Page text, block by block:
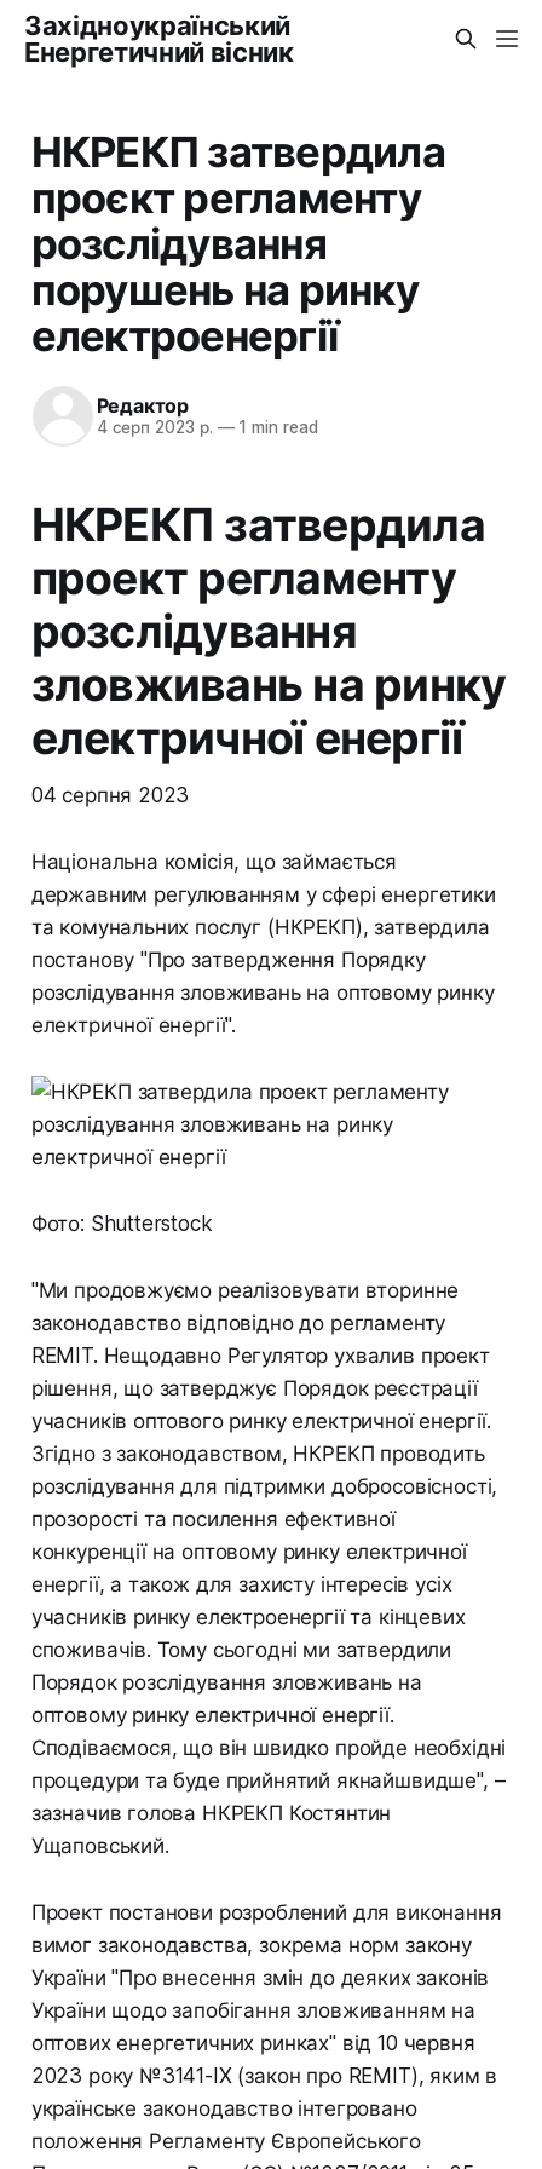
Західноукраїнський
Енергетичний вісник
НКРЕКП затвердила
проєкт регламенту
розслідування
порушень на ринку
електроенергії
Редактор
4 серп 2023 р. —1 min read
НКРЕКП затвердила
проект регламенту
розслідування
зловживань на ринку
електричної енергії
04 серпня 2023
Національна комісія, що займається
державним регулюванням у сфері енергетики
та комунальних послуг (НКРЕКП), затвердила
постанову "Про затвердження Порядку
розслідування зловживань на оптовому ринку
електричної енергії".
Фото: Shutterstock
"Ми продовжуємо реалізовувати вторинне
законодавство відповідно до регламенту
REMIT. Нещодавно Регулятор ухвалив проект
рішення, що затверджує Порядок реєстрації
учасників оптового ринку електричної енергії.
Згідно з законодавством, НКРЕКП проводить
розслідування для підтримки добросовісності,
прозорості та посилення ефективної
конкуренції на оптовому ринку електричної
енергії, а також для захисту інтересів усіх
учасників ринку електроенергії та кінцевих
споживачів. Тому сьогодні ми затвердили
Порядок розслідування зловживань на
оптовому ринку електричної енергії.
Сподіваємося, що він швидко пройде необхідні
процедури та буде прийнятий якнайшвидше", –
зазначив голова НКРЕКП Костянтин
Ущаповський.
Проект постанови розроблений для виконання
вимог законодавства, зокрема норм закону
України "Про внесення змін до деяких законів
України щодо запобігання зловживанням на
оптових енергетичних ринках" від 10 червня
2023 року №3141-IX (закон про REMIT), яким в
українське законодавство інтегровано
положення Регламенту Європейського